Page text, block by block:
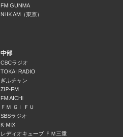
FM GUNMA
NHK AM（東京）
中部
CBCラジオ
TOKAI RADIO
ぎふチャン
ZIP-FM
FM AICHI
ＦＭ ＧＩＦＵ
SBSラジオ
K-MIX
レディオキューブ ＦＭ三重